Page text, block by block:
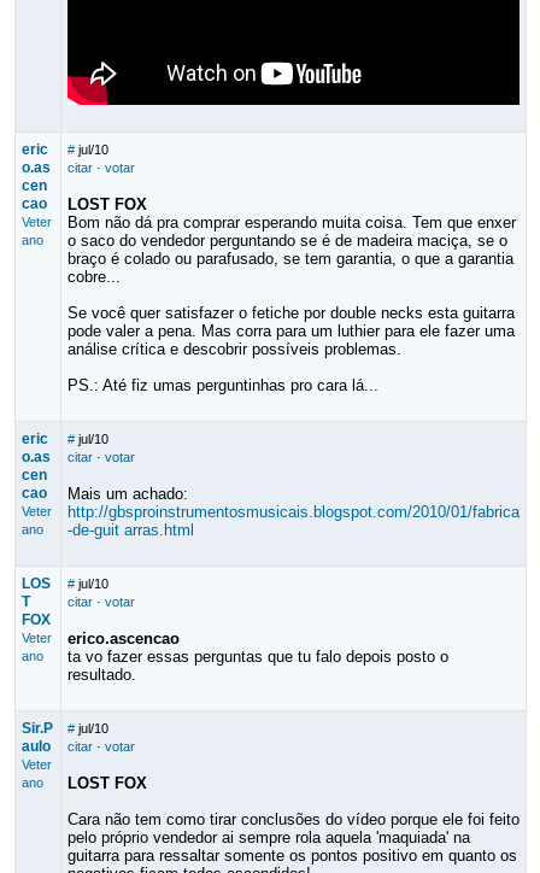
eric
o.as
cen
cao
Veter
ano
# jul/10
citar· votar
LOST FOX
Bom não dá pra comprar esperando muita coisa. Tem que enxer
o saco do vendedor perguntando se é de madeira maciça, se o
braço é colado ou parafusado, se tem garantia, o que a garantia
cobre...
Se você quer satisfazer o fetiche por double necks esta guitarra
pode valer a pena. Mas corra para um luthier para ele fazer uma
análise crítica e descobrir possíveis problemas.
PS.: Até fiz umas perguntinhas pro cara lá...
eric
o.as
cen
cao
Veter
ano
# jul/10
citar· votar
Mais um achado:
http://gbsproinstrumentosmusicais.blogspot.com/2010/01/fabrica
-de-guit arras.html
LOS
T
FOX
Veter
ano
# jul/10
citar· votar
erico.ascencao
ta vo fazer essas perguntas que tu falo depois posto o
resultado.
Sir.P
aulo
Veter
ano
# jul/10
citar· votar
LOST FOX
Cara não tem como tirar conclusões do vídeo porque ele foi feito
pelo próprio vendedor ai sempre rola aquela 'maquiada' na
guitarra para ressaltar somente os pontos positivo em quanto os